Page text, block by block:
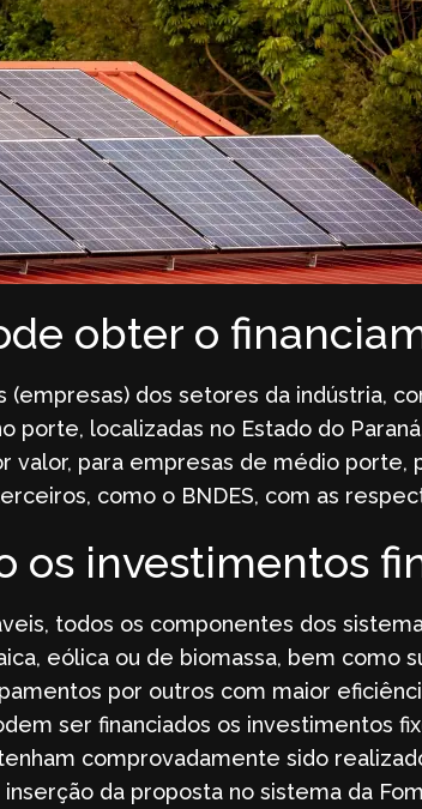
obter o
(empresas) dos setores da indústria,
porte, localizadas no Estado do
valor, para empresas de médio porte,
como o BNDES, com as
os investimentos
todos os componentes dos
eólica ou de biomassa, bem como
por outros com maior
ser financiados os investimentos
comprovadamente sido
da proposta no sistema da